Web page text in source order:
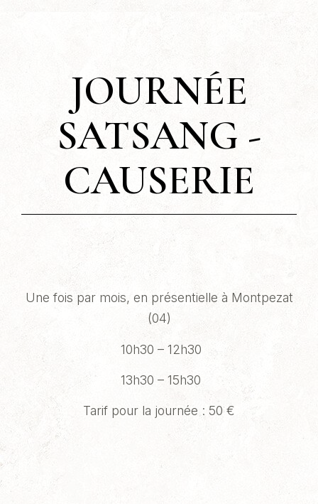
JOURNÉE
SATSANG -
CAUSERIE
Une fois par mois, en présentielle à Montpezat
(04)
10h30 – 12h30
13h30 – 15h30
Tarif pour la journée : 50 €